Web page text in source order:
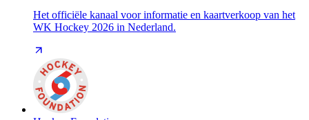
Het officiële kanaal voor informatie en kaartverkoop van het
WK Hockey 2026 in Nederland.